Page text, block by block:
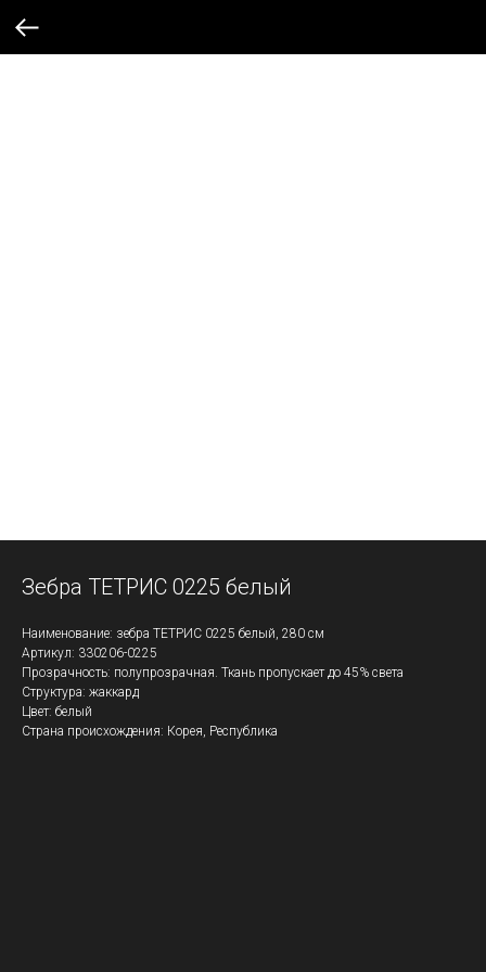
Зебра ТЕТРИС 0225 белый
Наименование: зебра ТЕТРИС 0225 белый, 280 см
Артикул: 330206-0225
Прозрачность: полупрозрачная. Ткань пропускает до 45% света
Структура: жаккард
Цвет: белый
Страна происхождения: Корея, Республика